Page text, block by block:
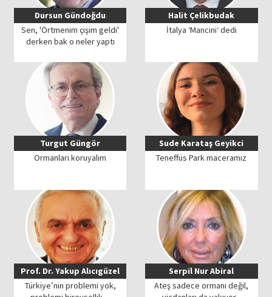
Dursun Gündoğdu
Sen, 'Örtmenim çişim geldi'
derken bak o neler yaptı
Halit Çelikbudak
İtalya ‘Mancini‘ dedi
Turgut Güngör
Ormanları koruyalım
Sude Karataş Geyikci
Teneffüs Park maceramız
Prof. Dr. Yakup Alıcıgüzel
Türkiye’nin problemi yok,
Serpil Nur Abiral
Ateş sadece ormanı değil,